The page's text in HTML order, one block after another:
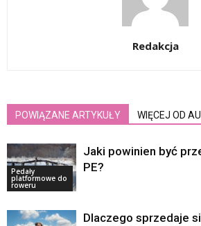
Redakcja
POWIĄZANE ARTYKUŁY WIĘCEJ OD
Pedały
platformowe do
roweru
Jaki powinien być
PE?
Dlaczego sprzedaje